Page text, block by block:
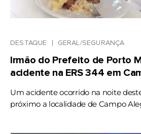
DESTAQUE GERAL/SEGURANÇA
Irmão do Prefeito de Porto
acidente na ERS 344 em
Um acidente ocorrido na noite
próximo a localidade de Campo